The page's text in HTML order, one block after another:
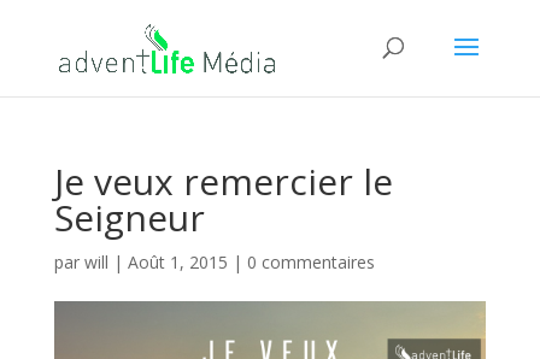
Je veux remercier le
Seigneur
par will | Août 1, 2015 | 0 commentaires